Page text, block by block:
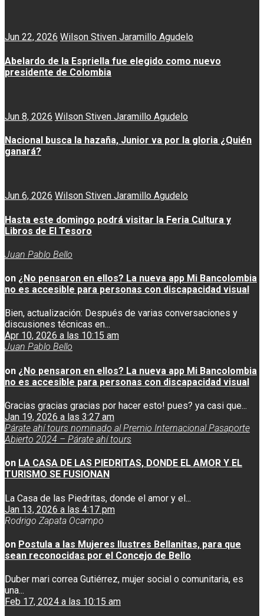
Jun 22, 2026 Wilson Stiven Jaramillo Agudelo
Abelardo de la Espriella fue elegido como nuevo
presidente de Colombia
Jun 8, 2026 Wilson Stiven Jaramillo Agudelo
Nacional busca la hazaña, Junior va por la gloria ¿Quién
ganará?
Jun 6, 2026 Wilson Stiven Jaramillo Agudelo
Hasta este domingo podrá visitar la Feria Cultura y
Libros de El Tesoro
Juan Pablo Bello
on ¿No pensaron en ellos? La nueva app Mi Bancolombia
no es accesible para personas con discapacidad visual
Bien, actualización: Después de varias conversaciones y
discusiones técnicas en...
Apr 10, 2026 a las 10:15 am
Juan Pablo Bello
on ¿No pensaron en ellos? La nueva app Mi Bancolombia
no es accesible para personas con discapacidad visual
Gracias gracias gracias por hacer esto! pues? ya casi que...
Jan 19, 2026 a las 3:27 am
Párate ahí tours nominado al Premio Internacional Pasaporte
Abierto 2024 – Párate ahí tours
on LA CASA DE LAS PIEDRITAS, DONDE EL AMOR Y EL
TURISMO SE FUSIONAN
La Casa de las Piedritas, donde el amor y el...
Jan 13, 2026 a las 4:17 pm
Rodrigo Zapata Ocampo
on Postula a las Mujeres Ilustres Bellanitas, para que
sean reconocidas por el Concejo de Bello
Duber mari correa Gutiérrez, mujer social o comunitaria, es
una...
Feb 17, 2024 a las 10:15 am